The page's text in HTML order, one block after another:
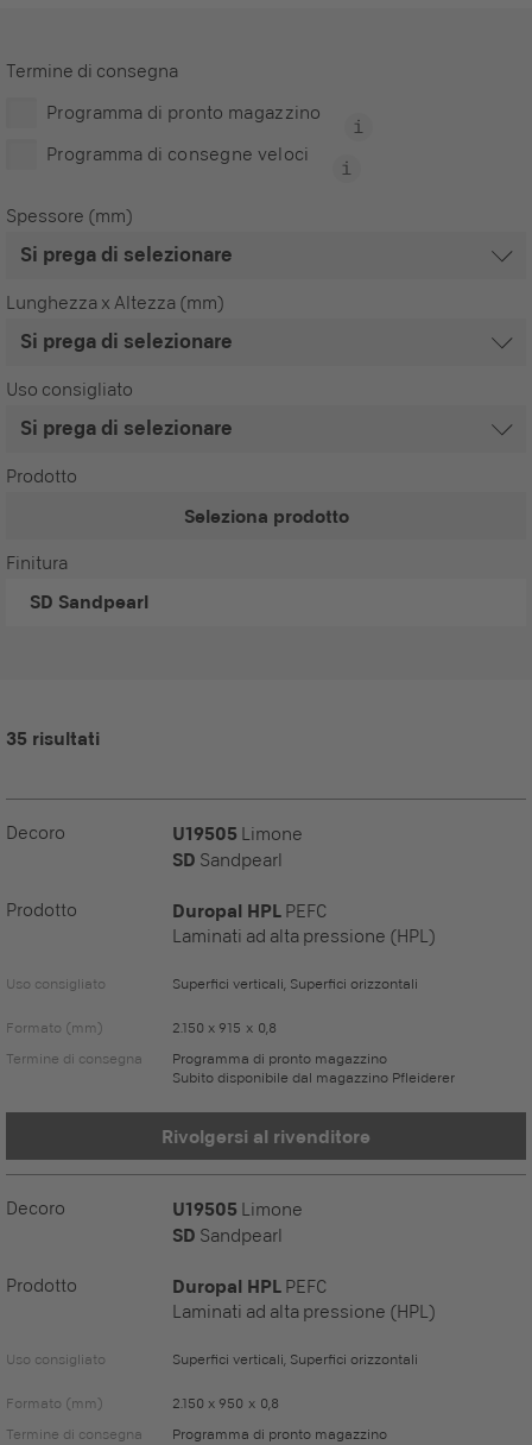
Termine di consegna
Programma di pronto magazzino
Programma di consegne veloci
Spessore (mm)
Lunghezza x Altezza (mm)
Uso consigliato
Prodotto
Seleziona prodotto
Finitura
SD Sandpearl
35 risultati
Decoro U19505 Limone
SD Sandpearl
Prodotto Duropal HPL PEFC
Laminati ad alta pressione (HPL)
Uso consigliato Superfici verticali, Superfici orizzontali
Formato (mm)
2.150 x 915 x 0,8
Termine di consegna
Programma di pronto magazzino
Subito disponibile dal magazzino Pfleiderer
Rivolgersi al rivenditore
Decoro U19505 Limone
SD Sandpearl
Prodotto Duropal HPL PEFC
Laminati ad alta pressione (HPL)
Uso consigliato Superfici verticali, Superfici orizzontali
Formato (mm)
2.150 x 950 x 0,8
Termine di consegna
Programma di pronto magazzino